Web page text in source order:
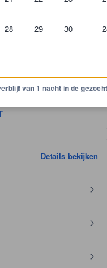
28 29 30
van 1 nacht in de
Details bekijken